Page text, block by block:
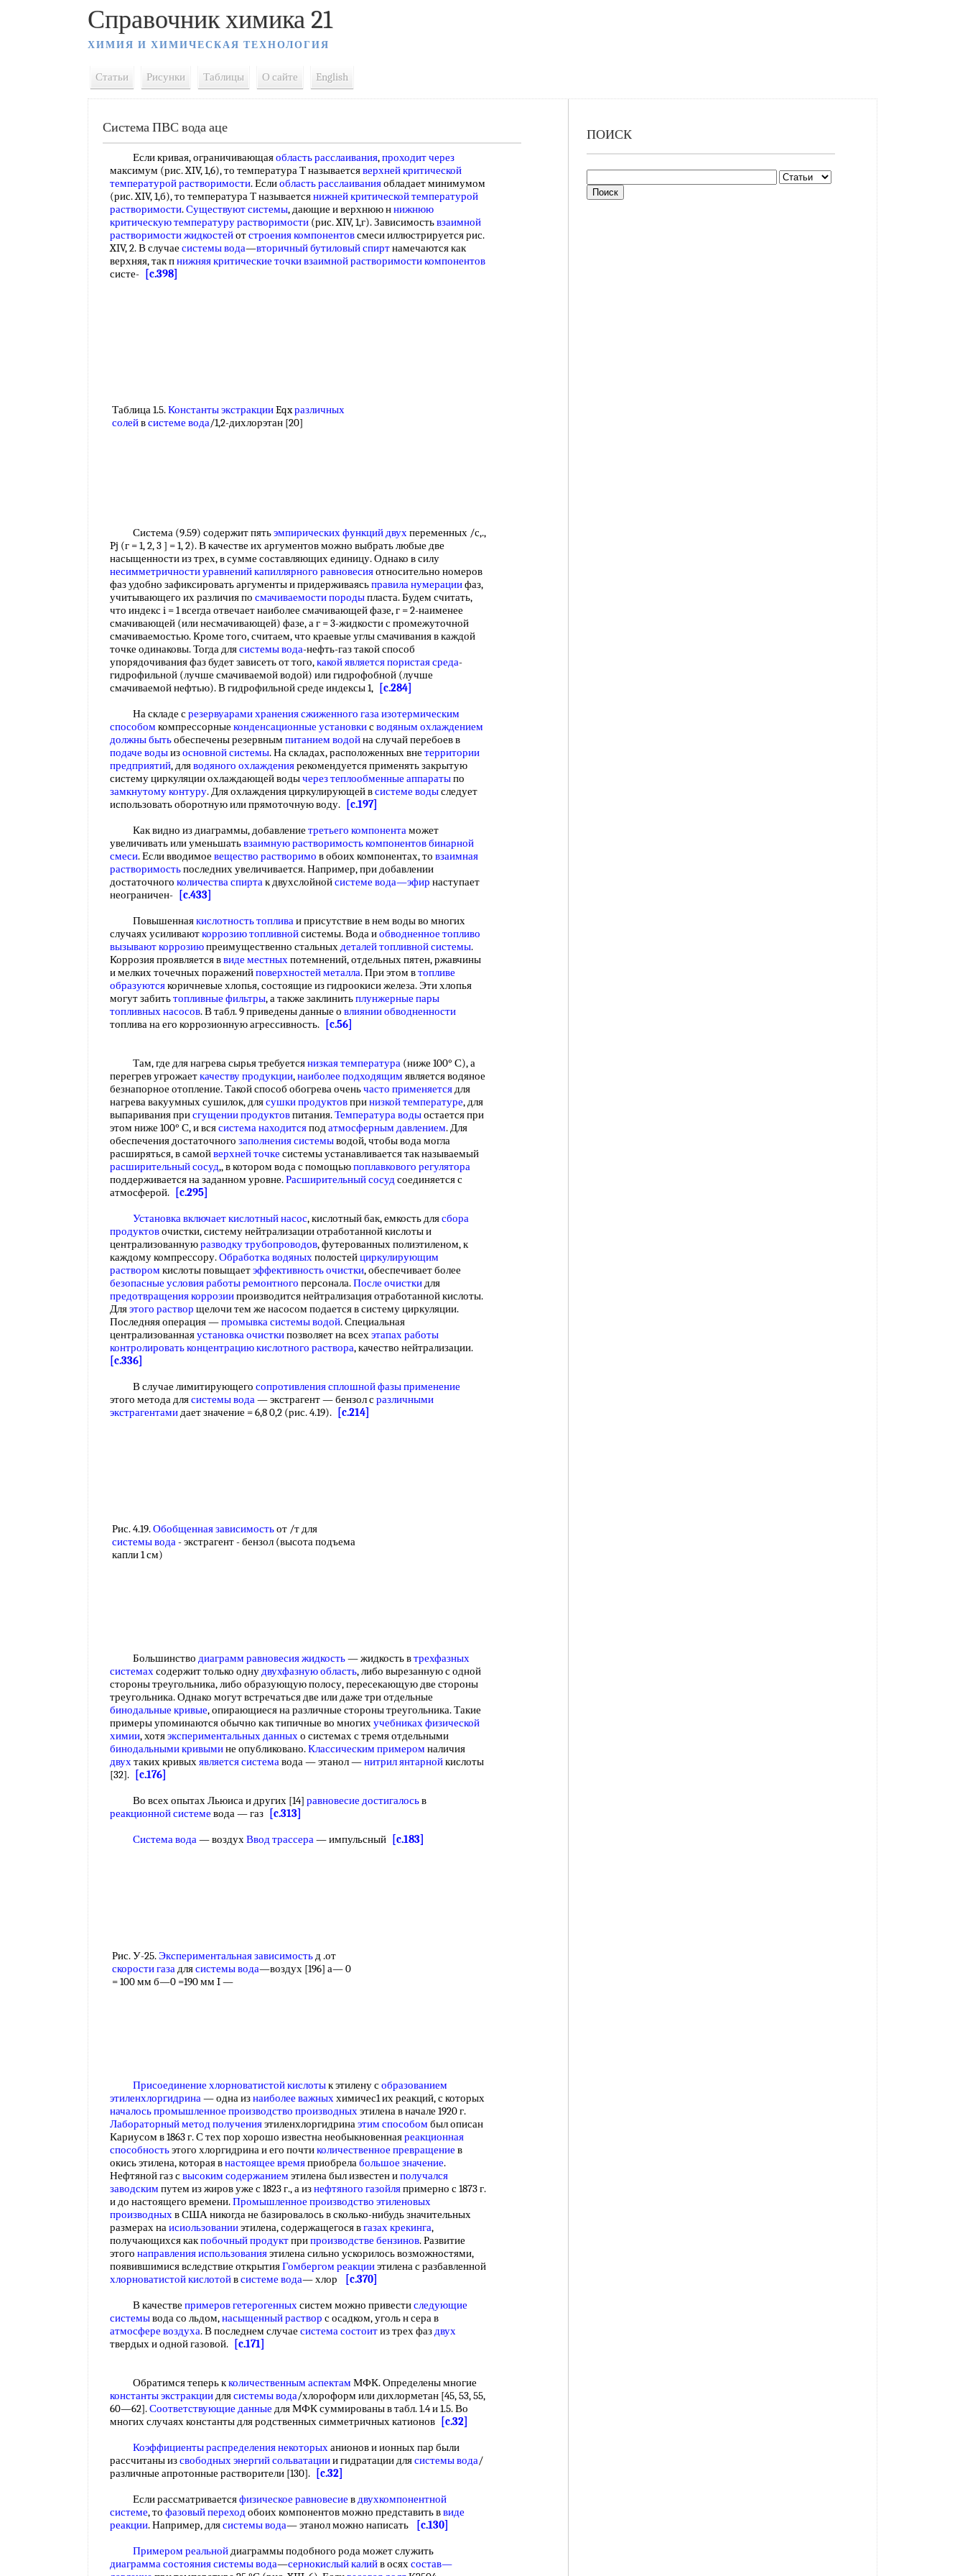
Справочник химика 21
ХИМИЯ И ХИМИЧЕСКАЯ ТЕХНОЛОГИЯ
Статьи Рисунки Таблицы О сайте English
Система ПВС вода аце
Если кривая, ограничивающаяобласть расслаивания,проходит через
максимум (рис. XIV, 1,6), то температура Т называетсяверхней критической
температурой растворимости. Еслиобласть расслаиванияобладает минимумом
(рис. XIV, 1,б), то температура Т называетсянижней критической температурой
растворимости.Существуют системы, дающие и верхнюю ннижнюю
критическую температуру растворимости (рис. XIV, 1,г). Зависимостьвзаимной
растворимости жидкостейотстроения компонентовсмеси иллюстрируется рис.
XIV, 2. В случае системы вода—вторичный бутиловый спиртнамечаются как
верхняя, так пнижняя критические точкивзаимной растворимости компонентов
систе-
[c.398]
Таблица 1.5.Константы экстракцииEqxразличных
солейвсистеме вода/1,2-дихлорэтан [20]
Система (9.59) содержит пятьэмпирических функцийдвухпеременных /с,.,
Pj (г = 1, 2, 3 ] = 1, 2). В качестве их аргументов можно выбрать любые две
насыщенности из трех, в сумме составляющих единицу. Однако в силу
несимметричности уравненийкапиллярного равновесияотносительно номеров
фаз удобно зафиксировать аргументы и придерживаясьправила нумерациифаз,
учитывающего их различия по смачиваемости породыпласта. Будем считать,
что индекс i = 1 всегда отвечает наиболее смачивающей фазе, г = 2-наименее
смачивающей (или несмачивающей) фазе, а г = 3-жидкости с промежуточной
смачиваемостью. Кроме того, считаем, что краевые углы смачивания в каждой
точке одинаковы. Тогда длясистемы вода-нефть-газ такой способ
упорядочивания фаз будет зависеть от того,какой являетсяпористая среда-
гидрофильной (лучше смачиваемой водой) или гидрофобной (лучше
смачиваемой нефтью). В гидрофильной среде индексы 1,
[c.284]
На складе срезервуарами хранениясжиженного газаизотермическим
способом компрессорные конденсационные установкисводяным охлаждением
должны бытьобеспечены резервным питанием водойна случай перебоев в
подаче водыизосновной системы. На складах, расположенных вне территории
предприятий, дляводяного охлаждениярекомендуется применять закрытую
систему циркуляции охлаждающей водычерез теплообменные аппаратыпо
замкнутому контуру. Для охлаждения циркулирующей всистеме водыследует
использовать оборотную или прямоточную воду.
[c.197]
Как видно из диаграммы, добавление третьего компонентаможет
увеличивать или уменьшатьвзаимную растворимость компонентовбинарной
смеси. Если вводимое вещество растворимо в обоих компонентах, то взаимная
растворимостьпоследних увеличивается. Например, при добавлении
достаточного количества спиртак двухслойнойсистеме вода—эфир наступает
неограничен-
[c.433]
Повышеннаякислотность топливаи присутствие в нем воды во многих
случаях усиливаюткоррозию топливнойсистемы. Вода иобводненное топливо
вызывают коррозиюпреимущественно стальныхдеталей топливной системы.
Коррозия проявляется ввиде местныхпотемнений, отдельных пятен, ржавчины
и мелких точечных пораженийповерхностей металла. При этом втопливе
образуютсякоричневые хлопья, состоящие из гидроокиси железа. Эти хлопья
могут забитьтопливные фильтры, а также заклинитьплунжерные пары
топливных насосов. В табл. 9 приведены данные о влиянии обводненности
топлива на его коррозионную агрессивность.
[c.56]
Там, где для нагрева сырья требуетсянизкая температура (ниже 100° С), а
перегрев угрожаеткачеству продукции,наиболее подходящим является водяное
безнапорное отопление. Такой способ обогрева оченьчасто применяетсядля
нагрева вакуумных сушилок, длясушки продуктовпринизкой температуре, для
выпаривания присгущении продуктовпитания.Температура водыостается при
этом ниже 100° С, и всясистема находитсяподатмосферным давлением. Для
обеспечения достаточного заполнения системыводой, чтобы вода могла
расширяться, в самойверхней точке системы устанавливается так называемый
расширительный сосуд,, в котором вода с помощьюпоплавкового регулятора
поддерживается на заданном уровне.Расширительный сосудсоединяется с
атмосферой.
[c.295]
Установка включаеткислотный насос, кислотный бак, емкость длясбора
продуктовочистки, систему нейтрализации отработанной кислоты и
централизованнуюразводку трубопроводов, футерованных полиэтиленом, к
каждому компрессору.Обработка водяныхполостейциркулирующим
раствором кислоты повыщаетэффективность очистки, обеспечивает более
безопасные условия работы ремонтного персонала.После очисткидля
предотвращения коррозиипроизводится нейтрализация отработанной кислоты.
Дляэтого раствор щелочи тем же насосом подается в систему циркуляции.
Последняя операция —промывка системы водой. Специальная
централизованнаяустановка очисткипозволяет на всехэтапах работы
контролировать концентрациюкислотного раствора, качество нейтрализации.
[c.336]
В случае лимитирующего сопротивления сплошнойфазы применение
этого метода длясистемы вода— экстрагент — бензол сразличными
экстрагентамидает значение = 6,8 0,2 (рис. 4.19). [c.214]
Рис. 4.19.Обобщенная зависимостьот /т для
системы вода- экстрагент - бензол (высота подъема
капли 1 см)
Большинство диаграмм равновесия жидкость— жидкость втрехфазных
системахсодержит только однудвухфазную область, либо вырезанную с одной
стороны треугольника, либо образующую полосу, пересекающую две стороны
треугольника. Однако могут встречаться две или даже три отдельные
бинодальные кривые, опирающиеся на различные стороны треугольника. Такие
примеры упоминаются обычно как типичные во многихучебниках физической
химии, хотяэкспериментальных данныхо системах с тремя отдельными
бинодальными кривымине опубликовано.Классическим примером наличия
двухтаких кривыхявляется системавода — этанол —нитрил янтарнойкислоты
[32].
[c.176]
Во всех опытах Льюиса и других [14] равновесие достигалосьв
реакционной системе вода — газ
[c.313]
Система вода— воздухВвод трассера— импульсный [c.183]
Рис. У-25.Экспериментальная зависимостьд .от
скорости газадлясистемы вода—воздух [196] а— 0
= 100 мм б—0 =190 мм I —
Присоединение хлорноватистой кислотык этилену собразованием
этиленхлоргидрина— одна изнаиболее важныххимичес1 их реакций, с которых
началось промышленное производство производныхэтилена в начале 1920 г.
Лабораторный метод полученияэтиленхлоргидринаэтим способом был описан
Кариусом в 1863 г. С тех пор хорошо известна необыкновеннаяреакционная
способностьэтого хлоргидрина и его почтиколичественное превращение в
окись этилена, которая внастоящее времяприобрелабольшое значение.
Нефтяной газ свысоким содержанием этилена был известен иполучался
заводским путем из жиров уже с 1823 г., а изнефтяного газойляпримерно с 1873 г.
и до настоящего времени.Промышленное производство этиленовых
производныхв США никогда не базировалось в сколько-нибудь значительных
размерах наисиользованииэтилена, содержащегося вгазах крекинга,
получающихся какпобочный продуктприпроизводстве бензинов. Развитие
этого направления использованияэтилена сильно ускорилось возможностями,
появившимися вследствие открытияГомбергом реакцииэтилена с разбавленной
хлорноватистой кислотойвсистеме вода— хлор
[c.370]
В качестве примеров гетерогенныхсистем можно привестиследующие
системывода со льдом,насыщенный раствор с осадком, уголь н сера в
атмосфере воздуха. В последнем случае система состоитиз трех фаздвух
твердых и одной газовой.
[c.171]
Обратимся теперь кколичественным аспектам МФК. Определены многие
константы экстракциидлясистемы вода/хлороформ или дихлорметан [45, 53, 55,
60—62].Соответствующие данные для МФК суммированы в табл. 1.4 и 1.5. Во
многих случаях константы для родственных симметричных катионов
[c.32]
Коэффициенты распределения некоторыханионов и ионных пар были
рассчитаны изсвободных энергий сольватациии гидратации длясистемы вода/
различные апротонные растворители [130].
[c.32]
Если рассматриваетсяфизическое равновесие вдвухкомпонентной
системе, то фазовый переходобоих компонентов можно представить ввиде
реакции. Например, длясистемы вода— этанол можно написать
[c.130]
Примером реальнойдиаграммы подобного рода может служить
диаграмма состояния системы вода—сернокислый калийв осяхсостав—
ПОИСК